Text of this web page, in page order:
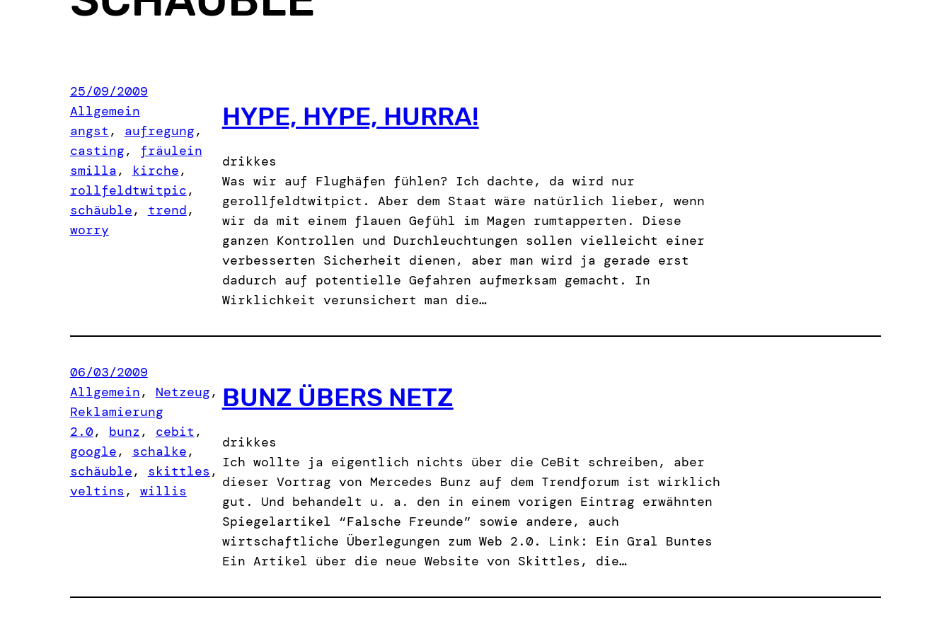
25/09/2009
Allgemein
angst , aufregung
casting, fräulein
smilla, kirche
rollfeldtwitpic
schäuble, trend
worry
HYPE, HYPE, HURRA!
drikkes
Was wir auf Flughäfen fühlen? Ich dachte, da wird nur
gerollfeldtwitpict. Aber dem Staat wäre natürlich lieber, wenn
wir da mit einem flauen Gefühl im Magen rumtapperten. Diese
ganzen Kontrollen und Durchleuchtungen sollen vielleicht einer
verbesserten Sicherheit dienen, aber man wird ja gerade erst
dadurch auf potentielle Gefahren aufmerksam gemacht. In
Wirklichkeit verunsichert man die…
06/03/2009
Allgemein, Netzeug
,
Reklamierung
2.0, bunz , cebit
google, schalke
schäuble, skittles
,
veltins , willis
BUNZ ÜBERS NETZ
drikkes
Ich wollte ja eigentlich nichts über die CeBit schreiben, aber
dieser Vortrag von Mercedes Bunz auf dem Trendforum ist wirklich
gut. Und behandelt u. a. den in einem vorigen Eintrag erwähnten
Spiegelartikel “Falsche Freunde” sowie andere, auch
wirtschaftliche Überlegungen zum Web 2.0. Link: Ein Gral Buntes
Ein Artikel über die neue Website von Skittles, die…